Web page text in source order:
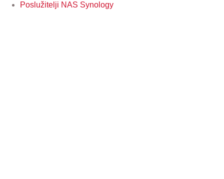
Poslužitelji NAS Synology